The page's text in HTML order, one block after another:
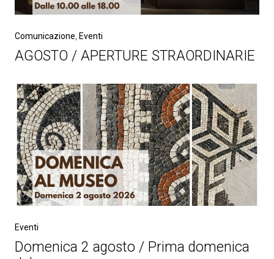
Comunicazione Eventi
AGOSTO / APERTURE STRAORDINARIE
Eventi
Domenica 2 agosto / Prima domenica